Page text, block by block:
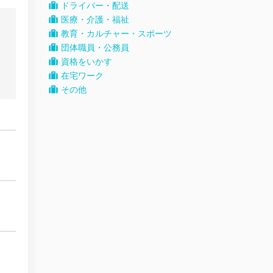
ドライバー・配送
医療・介護・福祉
教育・カルチャー・スポーツ
団体職員・公務員
資格をいかす
在宅ワーク
その他